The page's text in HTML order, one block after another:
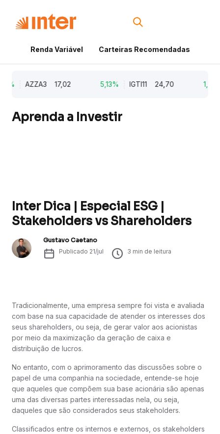
Renda Variável Carteiras Recomendadas
AZZA3 17,02 5,13% IGTI11 24,70 1,77%
Aprenda a Investir
Inter Dica | Especial ESG |
Stakeholders vs Shareholders
Gustavo Caetano
Publicado 21/jul 3 min de leitura
Tradicionalmente, uma empresa sempre foi vista e avaliada
com base na sua capacidade de atender os interesses dos
seus shareholders, ou seja, de gerar valor aos acionistas
por meio da maximização da geração de caixa e
distribuição de lucros.
No entanto, com o aprimoramento das discussões sobre o
papel de uma companhia na sociedade, entende-se hoje
que aqueles que compõem sua base acionária são apenas
uma das diversas partes interessadas nela, ou seja,
daqueles que são considerados seus stakeholders.
Classificados entre os internos e externos, os stakeholders